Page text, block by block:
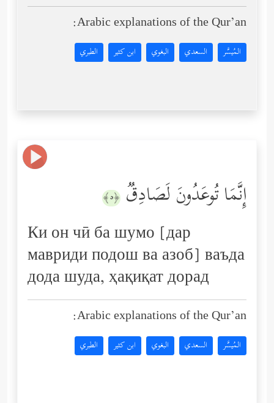
Arabic explanations of the Qur’an:
المُيسَّر السعدي البغوي ابن كثير الطبري
إِنَّمَا تُوعَدُونَ لَصَادِقࣱ ﴿٥﴾
Ки он чӣ ба шумо [дар
мавриди подош ва азоб] ваъда
дода шуда, ҳақиқат дорад
Arabic explanations of the Qur’an:
المُيسَّر السعدي البغوي ابن كثير الطبري